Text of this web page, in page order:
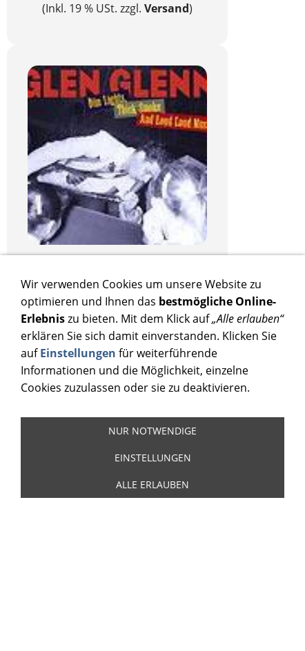
(Inkl. 19 % USt. zzgl. Versand)
Dim Lights - CD
Glen Glenn - Dim Lights, Thick
Smoke And Loud Loud Music -
BCD 16719 AS
19,00 €
Wir verwenden Cookies um unsere Website zu
optimieren und Ihnen das bestmögliche Online-
Erlebniszu bieten. Mit dem Klick auf„Alle erlauben“
erklären Sie sich damit einverstanden. Klicken Sie
aufEinstellungen für weiterführende
Informationen und die Möglichkeit, einzelne
Cookies zuzulassen oder sie zu deaktivieren.
NUR NOTWENDIGE
EINSTELLUNGEN
ALLE ERLAUBEN